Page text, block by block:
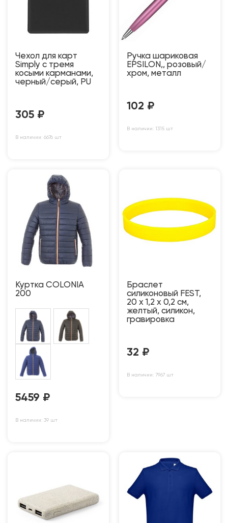
Чехол для карт
Simply с тремя
косыми карманами,
черный/серый, PU
305 ₽
В наличии: 6676 шт
Ручка шариковая
EPSILON,, розовый/
хром, металл
102 ₽
В наличии: 1315 шт
Куртка COLONIA
200
5459 ₽
В наличии: 39 шт
Браслет
силиконовый FEST,
20 x 1,2 x 0,2 см,
желтый, силикон,
гравировка
32 ₽
В наличии: 7967 шт